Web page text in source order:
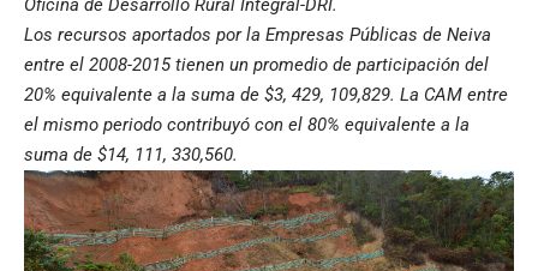
Oficina de Desarrollo Rural Integral-DRI.
Los recursos aportados por la Empresas Públicas de Neiva
entre el 2008-2015 tienen un promedio de participación del
20% equivalente a la suma de $3, 429, 109,829. La CAM entre
el mismo periodo contribuyó con el 80% equivalente a la
suma de $14, 111, 330,560.